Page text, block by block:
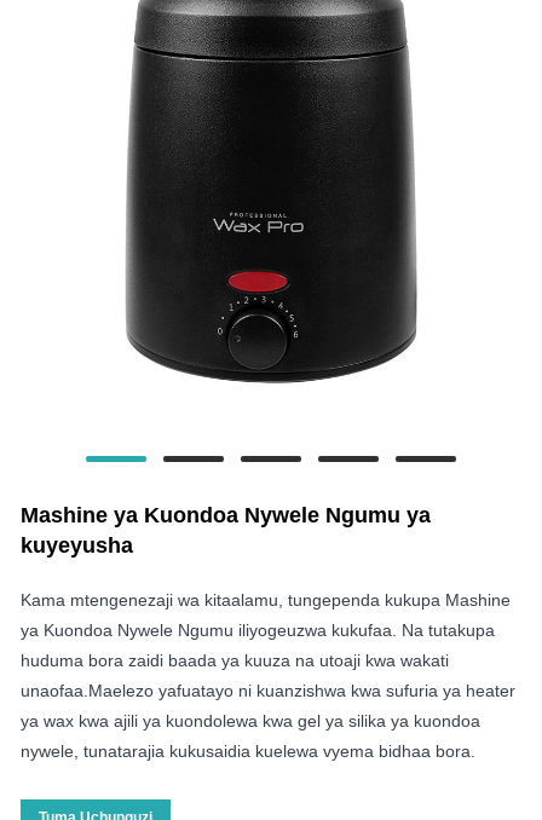
Mashine ya Kuondoa Nywele Ngumu ya
kuyeyusha
Kama mtengenezaji wa kitaalamu, tungependa kukupa Mashine
ya Kuondoa Nywele Ngumu iliyogeuzwa kukufaa. Na tutakupa
huduma bora zaidi baada ya kuuza na utoaji kwa wakati
unaofaa.Maelezo yafuatayo ni kuanzishwa kwa sufuria ya heater
ya wax kwa ajili ya kuondolewa kwa gel ya silika ya kuondoa
nywele, tunatarajia kukusaidia kuelewa vyema bidhaa bora.